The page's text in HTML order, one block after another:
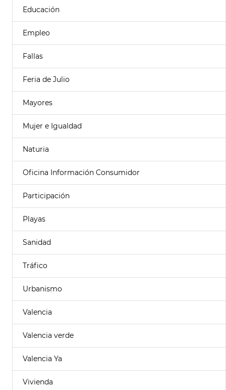
Educación
Empleo
Fallas
Feria de Julio
Mayores
Mujer e Igualdad
Naturia
Oficina Información Consumidor
Participación
Playas
Sanidad
Tráfico
Urbanismo
Valencia
Valencia verde
Valencia Ya
Vivienda